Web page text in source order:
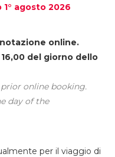
agosto 2026
online.
del giorno dello
online booking.
day of the
per il viaggio di